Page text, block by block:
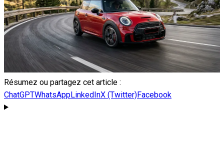
Résumez ou partagez cet article :
ChatGPTWhatsAppLinkedInX (Twitter)Facebook